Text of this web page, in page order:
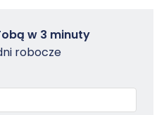
w 3 minuty
robocze